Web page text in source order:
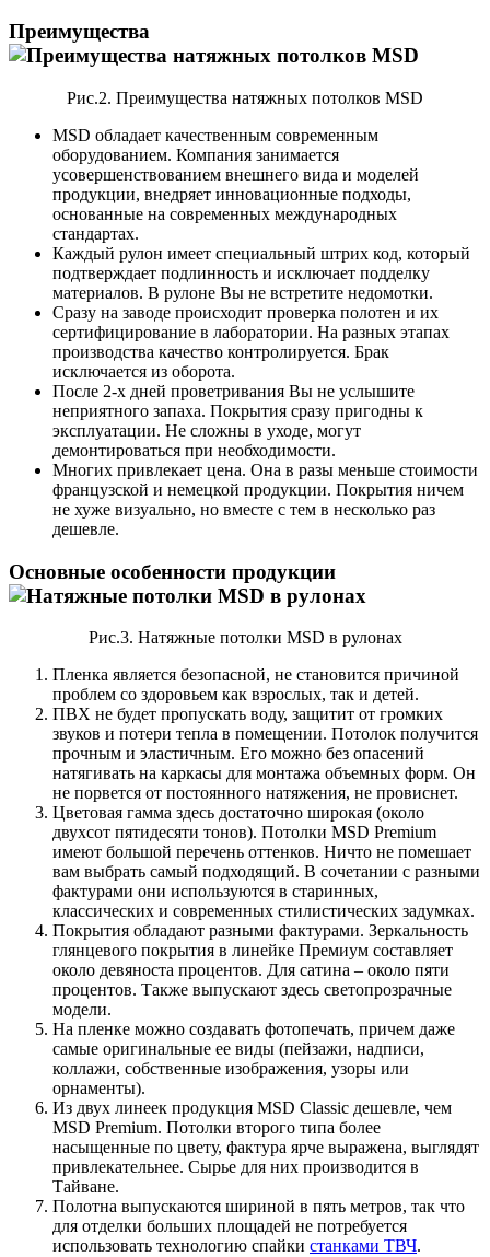
Преимущества
Рис.2. Преимущества натяжных потолков MSD
MSD обладает качественным современным
оборудованием. Компания занимается
усовершенствованием внешнего вида и моделей
продукции, внедряет инновационные подходы,
основанные на современных международных
стандартах.
Каждый рулон имеет специальный штрих код, который
подтверждает подлинность и исключает подделку
материалов. В рулоне Вы не встретите недомотки.
Сразу на заводе происходит проверка полотен и их
сертифицирование в лаборатории. На разных этапах
производства качество контролируется. Брак
исключается из оборота.
После 2-х дней проветривания Вы не услышите
неприятного запаха. Покрытия сразу пригодны к
эксплуатации. Не сложны в уходе, могут
демонтироваться при необходимости.
Многих привлекает цена. Она в разы меньше стоимости
французской и немецкой продукции. Покрытия ничем
не хуже визуально, но вместе с тем в несколько раз
дешевле.
Основные особенности продукции
Рис.3. Натяжные потолки MSD в рулонах
Пленка является безопасной, не становится причиной
проблем со здоровьем как взрослых, так и детей.
ПВХ не будет пропускать воду, защитит от громких
звуков и потери тепла в помещении. Потолок получится
прочным и эластичным. Его можно без опасений
натягивать на каркасы для монтажа объемных форм. Он
не порвется от постоянного натяжения, не провиснет.
Цветовая гамма здесь достаточно широкая (около
двухсот пятидесяти тонов). Потолки MSD Premium
имеют большой перечень оттенков. Ничто не помешает
вам выбрать самый подходящий. В сочетании с разными
фактурами они используются в старинных,
классических и современных стилистических задумках.
Покрытия обладают разными фактурами. Зеркальность
глянцевого покрытия в линейке Премиум составляет
около девяноста процентов. Для сатина – около пяти
процентов. Также выпускают здесь светопрозрачные
модели.
На пленке можно создавать фотопечать, причем даже
самые оригинальные ее виды (пейзажи, надписи,
коллажи, собственные изображения, узоры или
орнаменты).
Из двух линеек продукция MSD Classic дешевле, чем
MSD Premium. Потолки второго типа более
насыщенные по цвету, фактура ярче выражена, выглядят
привлекательнее. Сырье для них производится в
Тайване.
Полотна выпускаются шириной в пять метров, так что
для отделки больших площадей не потребуется
использовать технологию спайки станками ТВЧ.